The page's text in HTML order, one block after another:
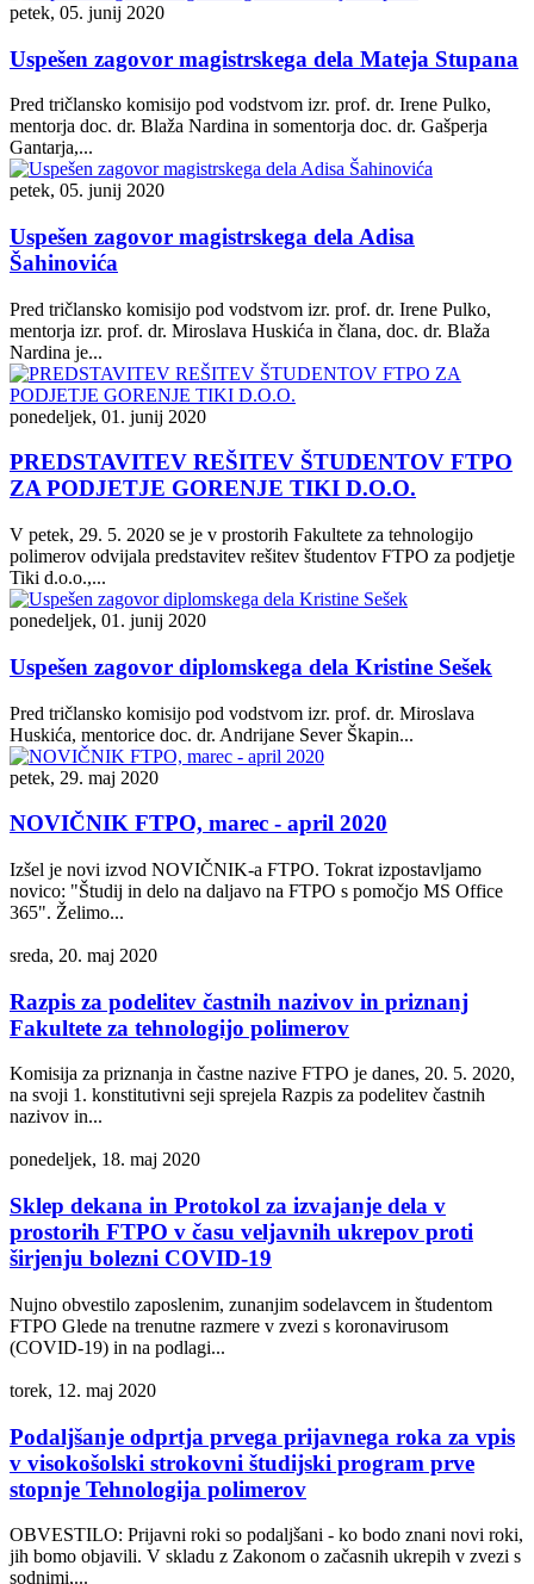
petek, 05. junij 2020
Uspešen zagovor magistrskega dela Mateja Stupana
Pred tričlansko komisijo pod vodstvom izr. prof. dr. Irene Pulko,
mentorja doc. dr. Blaža Nardina in somentorja doc. dr. Gašperja
Gantarja,...
petek, 05. junij 2020
Uspešen zagovor magistrskega dela Adisa
Šahinovića
Pred tričlansko komisijo pod vodstvom izr. prof. dr. Irene Pulko,
mentorja izr. prof. dr. Miroslava Huskića in člana, doc. dr. Blaža
Nardina je...
ponedeljek, 01. junij 2020
PREDSTAVITEV REŠITEV ŠTUDENTOV FTPO
ZA PODJETJE GORENJE TIKI D.O.O.
V petek, 29. 5. 2020 se je v prostorih Fakultete za tehnologijo
polimerov odvijala predstavitev rešitev študentov FTPO za podjetje
Tiki d.o.o.,...
ponedeljek, 01. junij 2020
Uspešen zagovor diplomskega dela Kristine Sešek
Pred tričlansko komisijo pod vodstvom izr. prof. dr. Miroslava
Huskića, mentorice doc. dr. Andrijane Sever Škapin...
petek, 29. maj 2020
NOVIČNIK FTPO, marec - april 2020
Izšel je novi izvod NOVIČNIK-a FTPO. Tokrat izpostavljamo
novico: "Študij in delo na daljavo na FTPO s pomočjo MS Office
365". Želimo...
sreda, 20. maj 2020
Razpis za podelitev častnih nazivov in priznanj
Fakultete za tehnologijo polimerov
Komisija za priznanja in častne nazive FTPO je danes, 20. 5. 2020,
na svoji 1. konstitutivni seji sprejela Razpis za podelitev častnih
nazivov in...
ponedeljek, 18. maj 2020
Sklep dekana in Protokol za izvajanje dela v
prostorih FTPO v času veljavnih ukrepov proti
širjenju bolezni COVID-19
Nujno obvestilo zaposlenim, zunanjim sodelavcem in študentom
FTPO Glede na trenutne razmere v zvezi s koronavirusom
(COVID-19) in na podlagi...
torek, 12. maj 2020
Podaljšanje odprtja prvega prijavnega roka za vpis
v visokošolski strokovni študijski program prve
stopnje Tehnologija polimerov
OBVESTILO: Prijavni roki so podaljšani - ko bodo znani novi roki,
jih bomo objavili. V skladu z Zakonom o začasnih ukrepih v zvezi s
sodnimi,...